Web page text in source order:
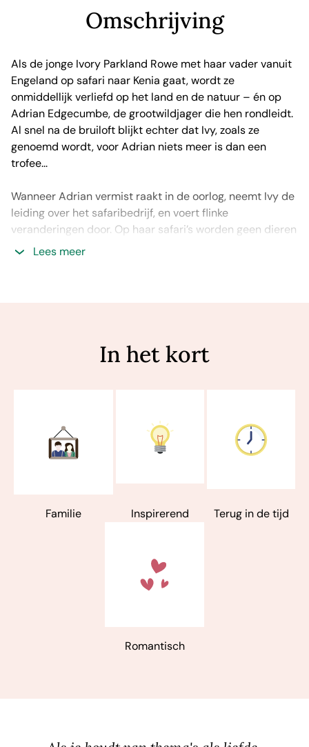
Omschrijving
Als de jonge Ivory Parkland Rowe met haar vader vanuit
Engeland op safari naar Kenia gaat, wordt ze
onmiddellijk verliefd op het land en de natuur – én op
Adrian Edgecumbe, de grootwildjager die hen rondleidt.
Al snel na de bruiloft blijkt echter dat Ivy, zoals ze
genoemd wordt, voor Adrian niets meer is dan een
trofee...
Wanneer Adrian vermist raakt in de oorlog, neemt Ivy de
leiding over het safaribedrijf, en voert flinke
veranderingen door. Op haar safari’s worden geen dieren
doodgeschoten, alleen gefotografeerd. Ze stuit daarbij
Lees meer
In het kort
Familie Inspirerend Terug in de tijd
Romantisch